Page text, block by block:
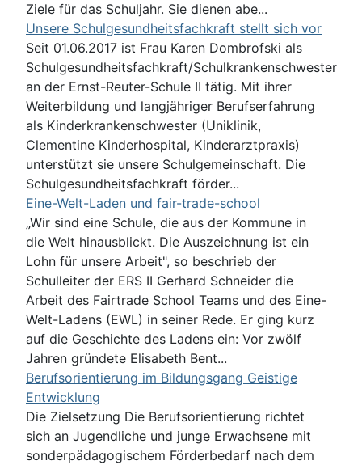
Ziele für das Schuljahr. Sie dienen abe...
Unsere Schulgesundheitsfachkraft stellt sich vor
Seit 01.06.2017 ist Frau Karen Dombrofski als
Schulgesundheitsfachkraft/Schulkrankenschwester
an der Ernst-Reuter-Schule II tätig. Mit ihrer
Weiterbildung und langjähriger Berufserfahrung
als Kinderkrankenschwester (Uniklinik,
Clementine Kinderhospital, Kinderarztpraxis)
unterstützt sie unsere Schulgemeinschaft. Die
Schulgesundheitsfachkraft förder...
Eine-Welt-Laden und fair-trade-school
„Wir sind eine Schule, die aus der Kommune in
die Welt hinausblickt. Die Auszeichnung ist ein
Lohn für unsere Arbeit", so beschrieb der
Schulleiter der ERS II Gerhard Schneider die
Arbeit des Fairtrade School Teams und des Eine-
Welt-Ladens (EWL) in seiner Rede. Er ging kurz
auf die Geschichte des Ladens ein: Vor zwölf
Jahren gründete Elisabeth Bent...
Berufsorientierung im Bildungsgang Geistige
Entwicklung
Die Zielsetzung Die Berufsorientierung richtet
sich an Jugendliche und junge Erwachsene mit
sonderpädagogischem Förderbedarf nach dem